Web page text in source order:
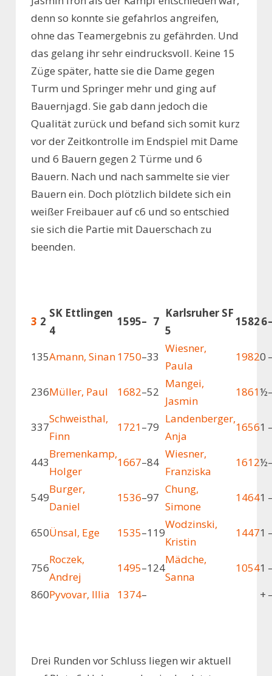
denn so konnte sie gefahrlos angreifen,
ohne das Teamergebnis zu gefährden. Und
das gelang ihr sehr eindrucksvoll. Keine 15
Züge später, hatte sie die Dame gegen
Turm und Springer mehr und ging auf
Bauernjagd. Sie gab dann jedoch die
Qualität zurück und befand sich somit kurz
vor der Zeitkontrolle im Endspiel mit Dame
und 6 Bauern gegen 2 Türme und 6
Bauern. Nach und nach sammelte sie vier
Bauern ein. Doch plötzlich bildete sich ein
weißer Freibauer auf c6 und so entschied
sie sich die Partie mit Dauerschach zu
beenden.
3 2
SK Ettlingen
4
1595– 7
Karlsruher SF
5
15826
135Amann, Sinan1750–33
Wiesner,
Paula
19820
236Müller, Paul 1682–52
Mangei,
Jasmin
1861½
337
Schweisthal,
Finn
1721–79
Landenberger,
Anja
16561
443
Bremenkamp,
Holger
1667–84
Wiesner,
Franziska
1612½
549
Burger,
Daniel
1536–97
Chung,
Simone
14641
650Ünsal, Ege 1535–119
Wodzinski,
Kristin
14471
756
Roczek,
Andrej
1495–124
Mädche,
Sanna
10541
860Pyvovar, Illia 1374– +
Drei Runden vor Schluss liegen wir aktuell